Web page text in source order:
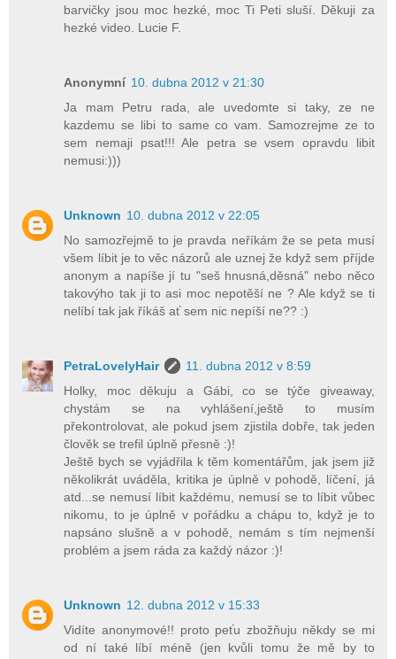
barvičky jsou moc hezké, moc Ti Peti sluší. Děkuji za
hezké video. Lucie F.
Anonymní 10. dubna 2012 v 21:30
Ja mam Petru rada, ale uvedomte si taky, ze ne
kazdemu se libi to same co vam. Samozrejme ze to
sem nemaji psat!!! Ale petra se vsem opravdu libit
nemusi:)))
Unknown 10. dubna 2012 v 22:05
No samozřejmě to je pravda neříkám že se peta musí
všem líbit je to věc názorů ale uznej že když sem příjde
anonym a napíše jí tu "seš hnusná,děsná" nebo něco
takovýho tak ji to asi moc nepotěší ne ? Ale když se ti
nelíbí tak jak říkáš ať sem nic nepíší ne?? :)
PetraLovelyHair
11. dubna 2012 v 8:59
Holky, moc děkuju a Gábi, co se týče giveaway,
chystám se na vyhlášení,ještě to musím
překontrolovat, ale pokud jsem zjistila dobře, tak jeden
člověk se trefil úplně přesně :)!
Ještě bych se vyjádřila k těm komentářům, jak jsem již
několikrát uváděla, kritika je úplně v pohodě, líčení, já
atd...se nemusí líbit každému, nemusí se to líbit vůbec
nikomu, to je úplně v pořádku a chápu to, když je to
napsáno slušně a v pohodě, nemám s tím nejmenší
problém a jsem ráda za každý názor :)!
Unknown 12. dubna 2012 v 15:33
Vidíte anonymové!! proto peťu zbožňuju někdy se mi
od ní také líbí méně (jen kvůli tomu že mě by to